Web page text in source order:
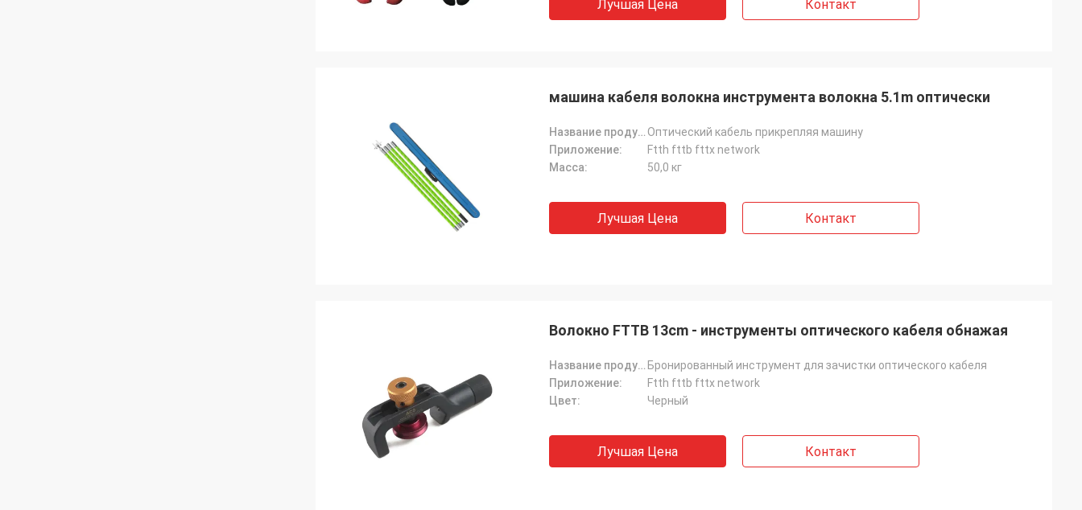
Лучшая Цена Контакт
машина кабеля волокна инструмента волокна 5.1m оптически
Название продукта: Оптический кабель прикрепляя машину
Приложение:
Ftth fttb fttx network
Масса:
50,0 кг
Лучшая Цена Контакт
Волокно FTTB 13cm - инструменты оптического кабеля обнажая
Название продукта: Бронированный инструмент для зачистки оптического кабеля
Приложение:
Ftth fttb fttx network
Цвет:
Черный
Лучшая Цена Контакт